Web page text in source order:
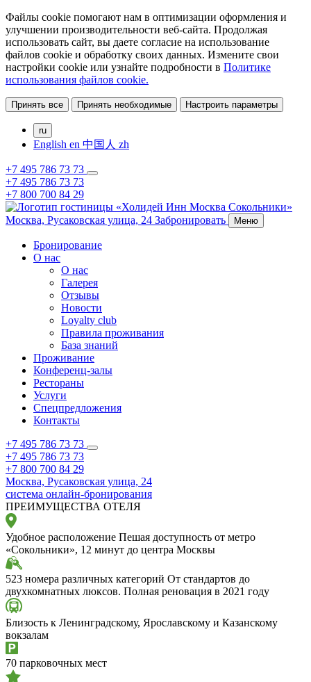
Файлы cookie помогают нам в оптимизации оформления и
улучшении производительности веб-сайта. Продолжая
использовать сайт, вы даете согласие на использование
файлов cookie и обработку своих данных. Измените свои
настройки cookie или узнайте подробности в Политике
использования файлов cookie.
Принять все Принять необходимые Настроить параметры
ru
English en 中国人 zh
+7 495 786 73 73
+7 495 786 73 73
+7 800 700 84 29
Москва, Русаковская улица, 24 Забронировать Меню
Бронирование
О нас
О нас
Галерея
Отзывы
Новости
Loyalty club
Правила проживания
База знаний
Проживание
Конференц-залы
Рестораны
Услуги
Спецпредложения
Контакты
+7 495 786 73 73
+7 495 786 73 73
+7 800 700 84 29
Москва, Русаковская улица, 24
система онлайн-бронирования
ПРЕИМУЩЕСТВА ОТЕЛЯ
Удобное расположение Пешая доступность от метро
«Сокольники», 12 минут до центра Москвы
523 номера различных категорий От стандартов до
двухкомнатных люксов. Полная реновация в 2021 году
Близость к Ленинградскому, Ярославскому и Казанскому
вокзалам
70 парковочных мест